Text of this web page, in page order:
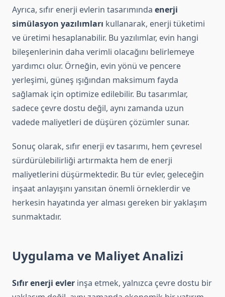
Ayrıca, sıfır enerji evlerin tasarımında enerji
simülasyon yazılımları kullanarak, enerji tüketimi
ve üretimi hesaplanabilir. Bu yazılımlar, evin hangi
bileşenlerinin daha verimli olacağını belirlemeye
yardımcı olur. Örneğin, evin yönü ve pencere
yerleşimi, güneş ışığından maksimum fayda
sağlamak için optimize edilebilir. Bu tasarımlar,
sadece çevre dostu değil, aynı zamanda uzun
vadede maliyetleri de düşüren çözümler sunar.
Sonuç olarak, sıfır enerji ev tasarımı, hem çevresel
sürdürülebilirliği artırmakta hem de enerji
maliyetlerini düşürmektedir. Bu tür evler, geleceğin
inşaat anlayışını yansıtan önemli örneklerdir ve
herkesin hayatında yer alması gereken bir yaklaşım
sunmaktadır.
Uygulama ve Maliyet Analizi
Sıfır enerji evler inşa etmek, yalnızca çevre dostu bir